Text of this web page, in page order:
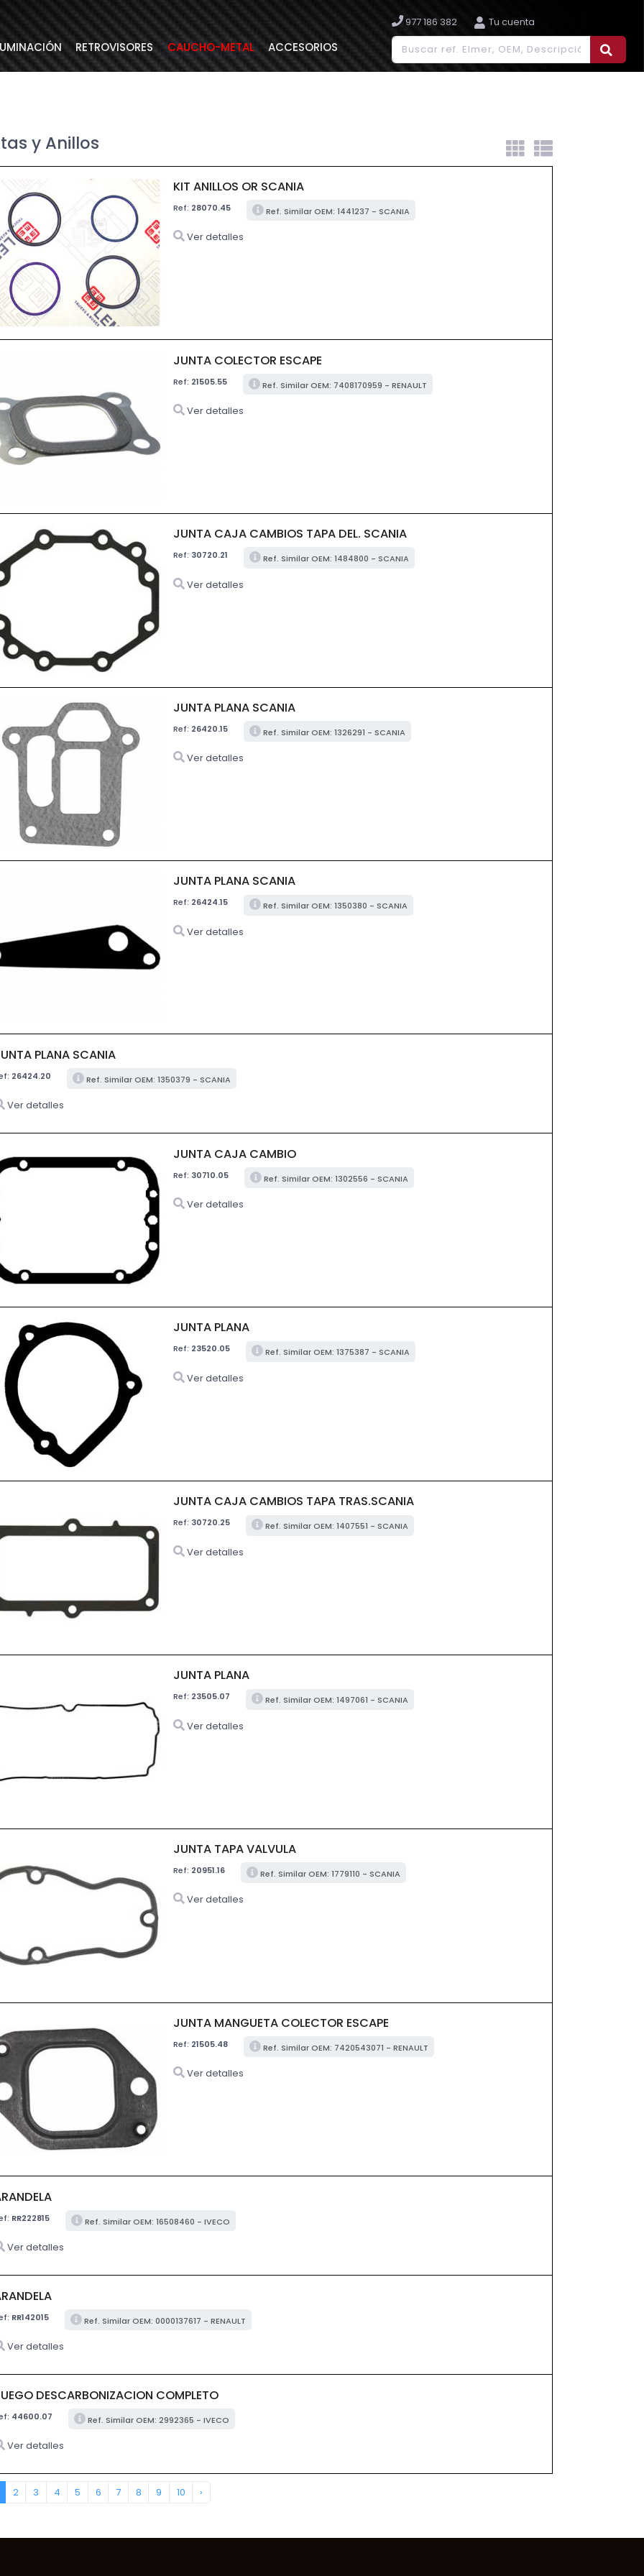
RETROVISORES CAUCHO-METAL ACCESORIOS
977 186 382 Tu cuenta
y Anillos
KIT ANILLOS OR SCANIA
Ref: 28070.45 Ref. Similar OEM: 1441237 - SCANIA
Ver detalles
JUNTA COLECTOR ESCAPE
Ref: 21505.55 Ref. Similar OEM: 7408170959 - RENAULT
Ver detalles
JUNTA CAJA CAMBIOS TAPA DEL. SCANIA
Ref: 30720.21 Ref. Similar OEM: 1484800 - SCANIA
Ver detalles
JUNTA PLANA SCANIA
Ref: 26420.15 Ref. Similar OEM: 1326291 - SCANIA
Ver detalles
JUNTA PLANA SCANIA
Ref: 26424.15 Ref. Similar OEM: 1350380 - SCANIA
Ver detalles
PLANA SCANIA
26424.20 Ref. Similar OEM: 1350379 - SCANIA
Ver detalles
JUNTA CAJA CAMBIO
Ref: 30710.05 Ref. Similar OEM: 1302556 - SCANIA
Ver detalles
JUNTA PLANA
Ref: 23520.05 Ref. Similar OEM: 1375387 - SCANIA
Ver detalles
JUNTA CAJA CAMBIOS TAPA TRAS.SCANIA
Ref: 30720.25 Ref. Similar OEM: 1407551 - SCANIA
Ver detalles
JUNTA PLANA
Ref: 23505.07 Ref. Similar OEM: 1497061 - SCANIA
Ver detalles
JUNTA TAPA VALVULA
Ref: 20951.16 Ref. Similar OEM: 1779110 - SCANIA
Ver detalles
JUNTA MANGUETA COLECTOR ESCAPE
Ref: 21505.48 Ref. Similar OEM: 7420543071 - RENAULT
Ver detalles
RR222815 Ref. Similar OEM: 16508460 - IVECO
Ver detalles
RR142015 Ref. Similar OEM: 0000137617 - RENAULT
Ver detalles
DESCARBONIZACION COMPLETO
44600.07 Ref. Similar OEM: 2992365 - IVECO
Ver detalles
2 3 4 5 6 7 8 9 10 ›